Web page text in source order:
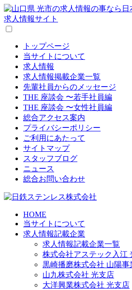
トップページ
当サイトについて
求人情報
求人情報掲載企業一覧
先輩社員からのメッセージ
THE 座談会 〜若手社員編
THE 座談会 〜女性社員編
総合アクセス案内
プライバシーポリシー
ご利用にあたって
サイトマップ
スタッフブログ
ニュース
総合お問い合わせ
HOME
当サイトについて
求人情報記載企業
求人情報記載企業一覧
株式会社アステック入江
黒崎播磨株式会社 山陽事
山九株式会社 光支店
大洋興業株式会社 光支店